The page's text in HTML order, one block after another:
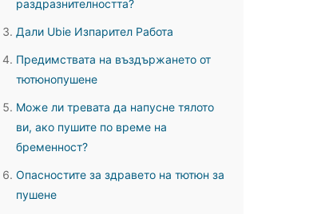
раздразнителността?
Дали Ubie Изпарител Работа
Предимствата на въздържането от
тютюнопушене
Може ли тревата да напусне тялото
ви, ако пушите по време на
бременност?
Опасностите за здравето на тютюн за
пушене